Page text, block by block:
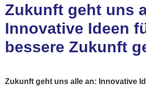
Zukunft geht uns
Innovative Ideen
bessere Zukunft
Zukunft geht uns alle an: Innovative